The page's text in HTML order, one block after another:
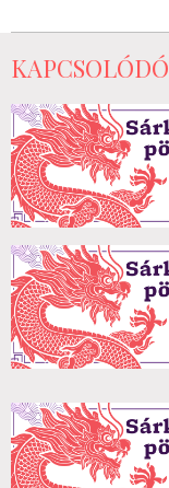
KAPCSOLÓDÓ